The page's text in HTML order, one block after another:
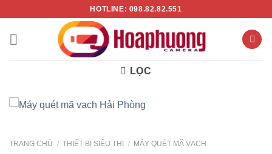
nội
HOTLINE: 098.82.82.551
LỌC
TRANG CHỦ / THIẾT BỊ SIÊU THỊ / MÁY QUÉT MÃ VẠCH